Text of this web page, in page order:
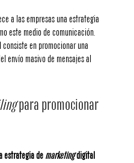
a las empresas una estrategia
este medio de comunicación.
consiste en promocionar una
envío masivo de mensajes al
para promocionar
estrategia de marketingdigital